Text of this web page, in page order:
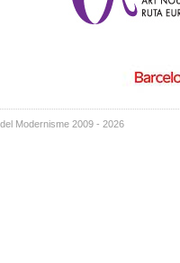
Modernisme 2009 - 2026